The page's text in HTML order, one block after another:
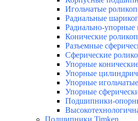
Игольчатые
Радиальные
Радиально-
Конические
Разъемные
Сферические
Упорные
Упорные
Упорные
Упорные
Подшипники-
Подшипники Timken